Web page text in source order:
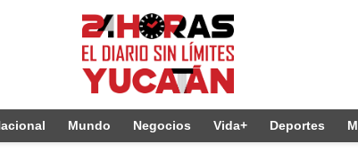
Mundo Negocios Vida+ Deportes